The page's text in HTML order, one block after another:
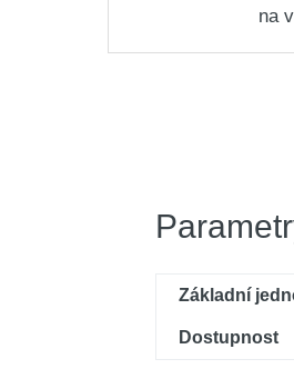
na
Základní
Dostupnost